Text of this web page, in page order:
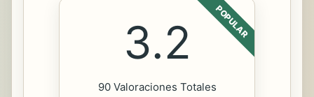
POPULAR
3.2
90 Valoraciones Totales